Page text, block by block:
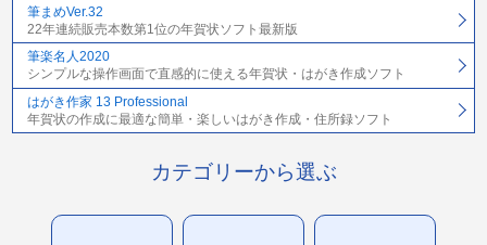
筆まめVer.32
22年連続販売本数第1位の年賀状ソフト最新版
筆楽名人2020
シンプルな操作画面で直感的に使える年賀状・はがき作成ソフト
はがき作家 13 Professional
年賀状の作成に最適な簡単・楽しいはがき作成・住所録ソフト
カテゴリーから選ぶ